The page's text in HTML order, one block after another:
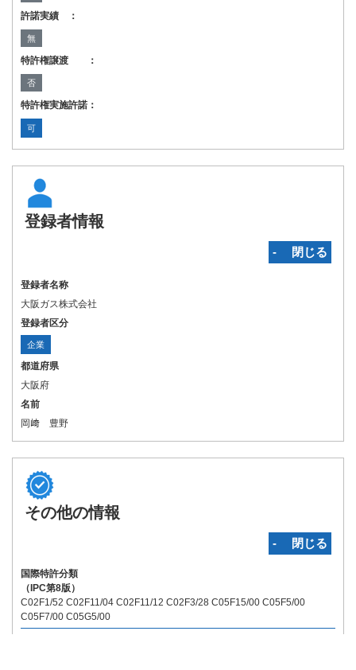
許諾実績 ：
無
特許権譲渡 ：
否
特許権実施許諾：
可
登録者情報
‐ 閉じる
登録者名称
大阪ガス株式会社
登録者区分
企業
都道府県
大阪府
名前
岡﨑 豊野
その他の情報
‐ 閉じる
国際特許分類
（IPC第8版）
C02F1/52 C02F11/04 C02F11/12 C02F3/28 C05F15/00 C05F5/00
C05F7/00 C05G5/00